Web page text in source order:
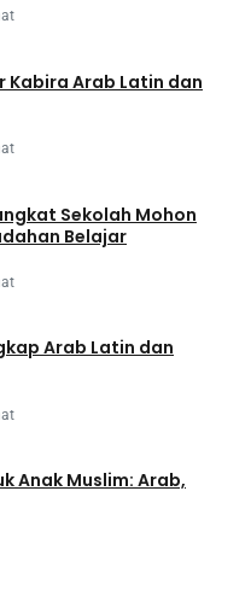
Kabira Arab Latin dan
Sekolah Mohon
Belajar
Arab Latin dan
Anak Muslim: Arab,